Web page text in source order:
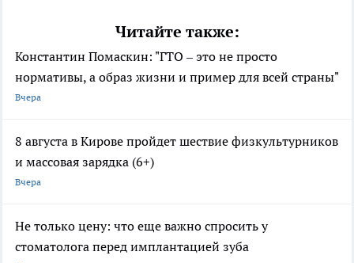
Читайте также:
Константин Помаскин: "ГТО – это не просто
нормативы, а образ жизни и пример для всей страны"
Вчера
8 августа в Кирове пройдет шествие физкультурников
и массовая зарядка (6+)
Вчера
Не только цену: что еще важно спросить у
стоматолога перед имплантацией зуба